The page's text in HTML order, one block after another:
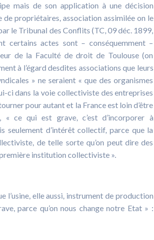
mais de son application à une décision
propriétaires, association assimilée on le
le Tribunal des Conflits (TC, 09 déc. 1899,
certains actes sont – conséquemment –
de la Faculté de droit de Toulouse (on
à l’égard desdites associations que leurs
» ne seraient « que des organismes
ci dans la voie collectiviste des entreprises
pour autant et la France est loin d’être
« ce qui est grave, c’est d’incorporer à
seulement d’intérêt collectif, parce que la
de telle sorte qu’on peut dire des
institution collectiviste ».
l’usine, elle aussi, instrument de production
parce qu’on nous change notre Etat » :